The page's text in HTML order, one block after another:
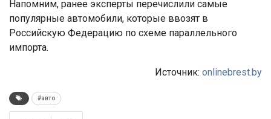
Напомним, ранее эксперты перечислили самые
популярные автомобили, которые ввозят в
Российскую Федерацию по схеме параллельного
импорта.
Источник: onlinebrest.by
#авто